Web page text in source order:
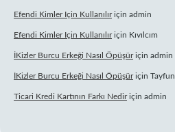
Efendi Kimler Için Kullanılıriçin admin
Efendi Kimler Için Kullanılıriçin Kıvılcım
İKizler Burcu Erkeği Nasıl Öpüşüriçin admin
İKizler Burcu Erkeği Nasıl Öpüşüriçin Tayfun
Ticari Kredi Kartının Farkı Nediriçin admin